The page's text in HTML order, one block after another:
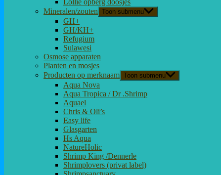
Lollie opberg doosjes
Mineralen/zouten Toon submenu
GH+
GH/KH+
Refugium
Sulawesi
Osmose apparaten
Planten en mosjes
Producten op merknaam Toon submenu
Aqua Nova
Aqua Tropica / Dr .Shrimp
Aquael
Chris & Oli’s
Easy life
Glasgarten
Hs Aqua
NatureHolic
Shrimp King /Dennerle
Shrimplovers (privat label)